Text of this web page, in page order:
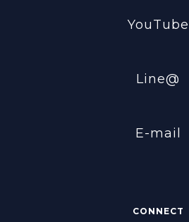
YouTube
Line@
E-mail
CONNECT